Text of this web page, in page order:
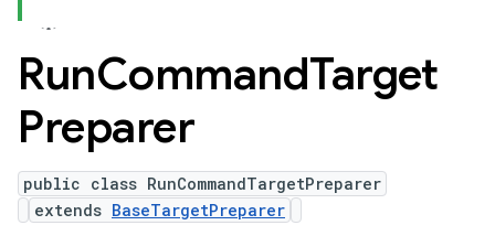
RunCommandTarget
Preparer
public class RunCommandTargetPreparer
extends BaseTargetPreparer